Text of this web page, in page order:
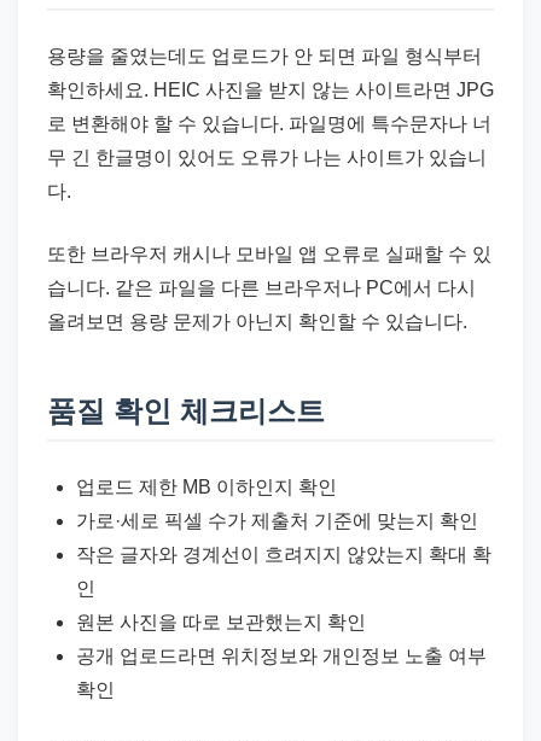
용량을 줄였는데도 업로드가 안 되면 파일 형식부터
확인하세요. HEIC 사진을 받지 않는 사이트라면 JPG
로 변환해야 할 수 있습니다. 파일명에 특수문자나 너
무 긴 한글명이 있어도 오류가 나는 사이트가 있습니
다.
또한 브라우저 캐시나 모바일 앱 오류로 실패할 수 있
습니다. 같은 파일을 다른 브라우저나 PC에서 다시
올려보면 용량 문제가 아닌지 확인할 수 있습니다.
품질 확인 체크리스트
업로드 제한 MB 이하인지 확인
가로·세로 픽셀 수가 제출처 기준에 맞는지 확인
작은 글자와 경계선이 흐려지지 않았는지 확대 확
인
원본 사진을 따로 보관했는지 확인
공개 업로드라면 위치정보와 개인정보 노출 여부
확인